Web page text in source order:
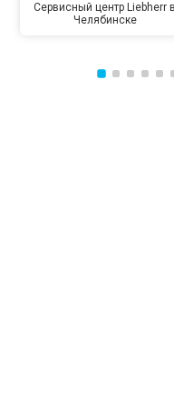
Сервисный центр Liebherr в
Челябинске